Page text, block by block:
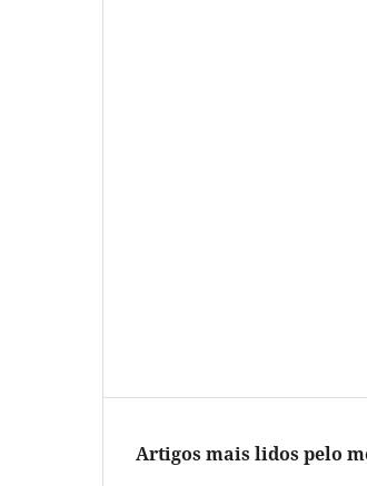
Artigos mais lidos pelo